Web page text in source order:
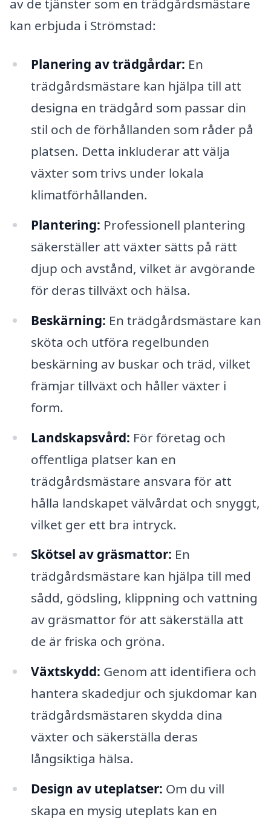
av de tjänster som en trädgårdsmästare
kan erbjuda i Strömstad:
Planering av trädgårdar: En
trädgårdsmästare kan hjälpa till att
designa en trädgård som passar din
stil och de förhållanden som råder på
platsen. Detta inkluderar att välja
växter som trivs under lokala
klimatförhållanden.
Plantering: Professionell plantering
säkerställer att växter sätts på rätt
djup och avstånd, vilket är avgörande
för deras tillväxt och hälsa.
Beskärning: En trädgårdsmästare kan
sköta och utföra regelbunden
beskärning av buskar och träd, vilket
främjar tillväxt och håller växter i
form.
Landskapsvård: För företag och
offentliga platser kan en
trädgårdsmästare ansvara för att
hålla landskapet välvårdat och snyggt,
vilket ger ett bra intryck.
Skötsel av gräsmattor: En
trädgårdsmästare kan hjälpa till med
sådd, gödsling, klippning och vattning
av gräsmattor för att säkerställa att
de är friska och gröna.
Växtskydd: Genom att identifiera och
hantera skadedjur och sjukdomar kan
trädgårdsmästaren skydda dina
växter och säkerställa deras
långsiktiga hälsa.
Design av uteplatser: Om du vill
skapa en mysig uteplats kan en